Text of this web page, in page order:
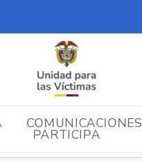
COMUNICACIONES
PARTICIPA